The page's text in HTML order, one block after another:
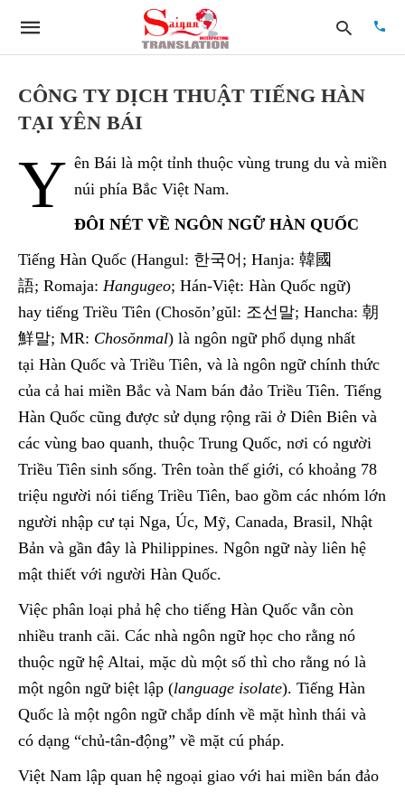
your
CÔNG TY DỊCH THUẬT TIẾNG HÀN
TẠI YÊN BÁI
Y ên Bái là một tỉnh thuộc vùng trung du và miền
núi phía Bắc Việt Nam.
ĐÔI NÉT VỀ NGÔN NGỮ HÀN QUỐC
Tiếng Hàn Quốc (Hangul: 한국어; Hanja: 韓國
語; Romaja: Hangugeo; Hán-Việt: Hàn Quốc ngữ)
hay tiếng Triều Tiên (Chosŏn’gŭl: 조선말; Hancha: 朝
鮮말; MR: Chosŏnmal) là ngôn ngữ phổ dụng nhất
tại Hàn Quốc và Triều Tiên, và là ngôn ngữ chính thức
của cả hai miền Bắc và Nam bán đảo Triều Tiên. Tiếng
Hàn Quốc cũng được sử dụng rộng rãi ở Diên Biên và
các vùng bao quanh, thuộc Trung Quốc, nơi có người
Triều Tiên sinh sống. Trên toàn thế giới, có khoảng 78
triệu người nói tiếng Triều Tiên, bao gồm các nhóm lớn
người nhập cư tại Nga, Úc, Mỹ, Canada, Brasil, Nhật
Bản và gần đây là Philippines. Ngôn ngữ này liên hệ
mật thiết với người Hàn Quốc.
Việc phân loại phả hệ cho tiếng Hàn Quốc vẫn còn
nhiều tranh cãi. Các nhà ngôn ngữ học cho rằng nó
thuộc ngữ hệ Altai, mặc dù một số thì cho rằng nó là
một ngôn ngữ biệt lập (language isolate). Tiếng Hàn
Quốc là một ngôn ngữ chắp dính về mặt hình thái và
có dạng “chủ-tân-động” về mặt cú pháp.
Việt Nam lập quan hệ ngoại giao với hai miền bán đảo